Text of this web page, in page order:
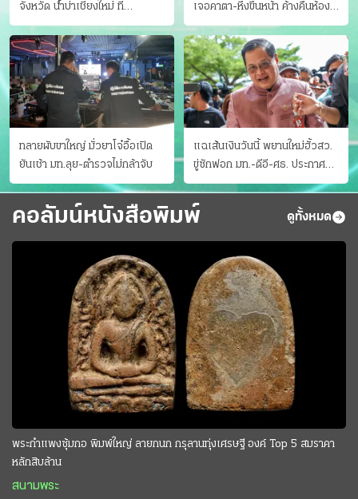
จังหวัด นํ้าบ่าเชียงใหม่ ที่
แม่ฮ่องสอน ซัดสะพานขาด
เจอคาตา-หึงขึ้นหน้า ค้างคืนห้อง
แฟนสาว
ทลายผับขาใหญ่ มั่วยาโจ๋อื้อเปิด
ยันเช้า มท.ลุย-ตำรวจไม่กล้าจับ
แฉเส้นเงินวันนี้ พยานใหม่ฮั้วสว.
ขู่ซักฟอก มท.-ดีอี-ศธ. ประกาศ
บัญชีท้องถิ่น
คอลัมน์หนังสือพิมพ์ ดูทั้งหมด
พระกำแพงซุ้มกอ พิมพ์ใหญ่ ลายกนก กรุลานทุ่งเศรษฐี องค์ Top 5 สมราคา
หลักสิบล้าน
สนามพระ